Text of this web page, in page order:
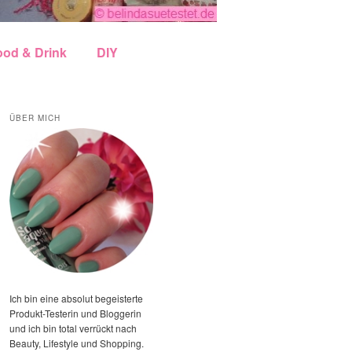
& Drink DIY
ÜBER MICH
Ich bin eine absolut begeisterte
Produkt-Testerin und Bloggerin
und ich bin total verrückt nach
Beauty, Lifestyle und Shopping.